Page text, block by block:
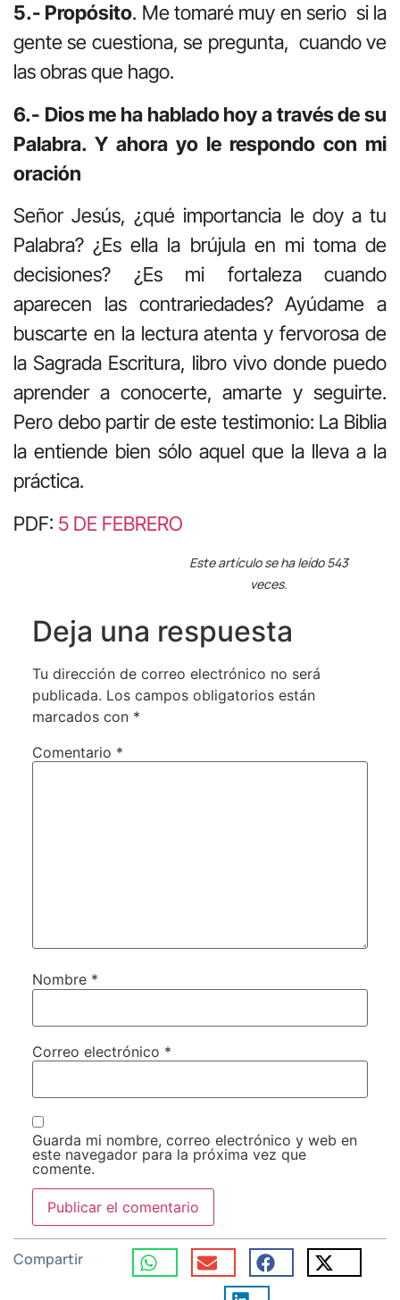
5.- Propósito. Me tomaré muy en serio si la
gente se cuestiona, se pregunta, cuando ve
las obras que hago.
6.- Dios me ha hablado hoy a través de su
Palabra. Y ahora yo le respondo con mi
oración
Señor Jesús, ¿qué importancia le doy a tu
Palabra? ¿Es ella la brújula en mi toma de
decisiones? ¿Es mi fortaleza cuando
aparecen las contrariedades? Ayúdame a
buscarte en la lectura atenta y fervorosa de
la Sagrada Escritura, libro vivo donde puedo
aprender a conocerte, amarte y seguirte.
Pero debo partir de este testimonio: La Biblia
la entiende bien sólo aquel que la lleva a la
práctica.
PDF: 5 DE FEBRERO
Este artículo se ha leído 543
veces.
Deja una respuesta
Tu dirección de correo electrónico no será
publicada. Los campos obligatorios están
marcados con *
Comentario *
Nombre *
Correo electrónico *
Guarda mi nombre, correo electrónico y web en
este navegador para la próxima vez que
comente.
Compartir